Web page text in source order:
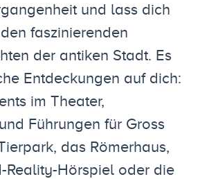
und lass dich
faszinierenden
der antiken Stadt. Es
Entdeckungen auf dich:
im Theater,
Führungen für Gross
das Römerhaus,
Reality-Hörspiel oder die